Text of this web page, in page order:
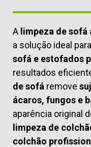
A limpeza de
a solução ideal
sofá e estofados
resultados
de sofá remove
ácaros, fungos e
aparência original
limpeza de
colchão